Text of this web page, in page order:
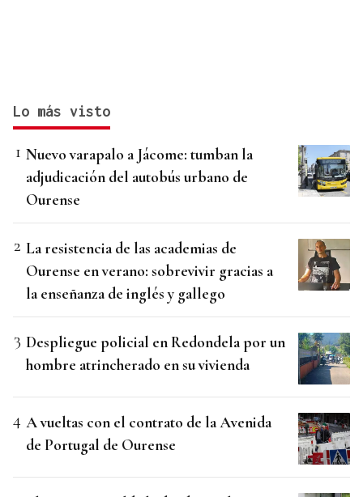
Lo más visto
Nuevo varapalo a Jácome: tumban la
adjudicación del autobús urbano de
Ourense
La resistencia de las academias de
Ourense en verano: sobrevivir gracias a
la enseñanza de inglés y gallego
Despliegue policial en Redondela por un
hombre atrincherado en su vivienda
A vueltas con el contrato de la Avenida
de Portugal de Ourense